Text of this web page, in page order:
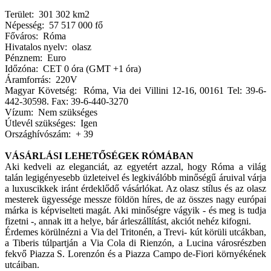
Terület: 301 302 km2
Népesség: 57 517 000 fő
Főváros: Róma
Hivatalos nyelv: olasz
Pénznem: Euro
Időzóna: CET 0 óra (GMT +1 óra)
Áramforrás: 220V
Magyar Követség: Róma, Via dei Villini 12-16, 00161 Tel: 39-6-
442-30598. Fax: 39-6-440-3270
Vízum: Nem szükséges
Útlevél szükséges: Igen
Országhívószám: + 39
VÁSÁRLÁSI LEHETŐSÉGEK RÓMÁBAN
Aki kedveli az eleganciát, az egyetért azzal, hogy Róma a világ
talán legigényesebb üzleteivel és legkiválóbb minőségű áruival várja
a luxuscikkek iránt érdeklődő vásárlókat. Az olasz stílus és az olasz
mesterek ügyessége messze földön híres, de az összes nagy európai
márka is képviselteti magát. Aki minőségre vágyik - és meg is tudja
fizetni -, annak itt a helye, bár árleszállítást, akciót nehéz kifogni.
Érdemes körülnézni a Via del Tritonén, a Trevi- kút körüli utcákban,
a Tiberis túlpartján a Via Cola di Rienzón, a Lucina városrészben
fekvő Piazza S. Lorenzón és a Piazza Campo de-Fiori környékének
utcáiban.